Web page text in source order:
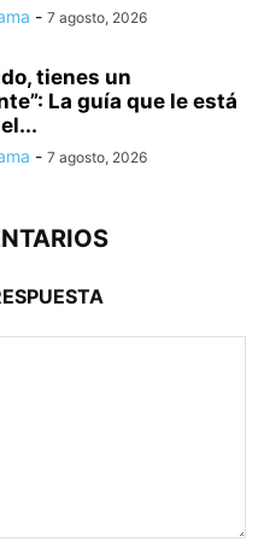
- 7 agosto, 2026
tienes un
La guía que le está
- 7 agosto, 2026